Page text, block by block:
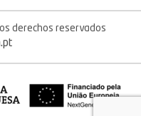
derechos reservados